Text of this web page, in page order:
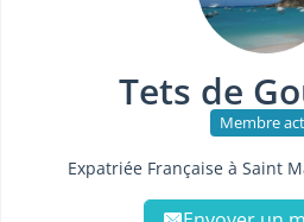
Tets de
Membre
Expatriée Française à Saint